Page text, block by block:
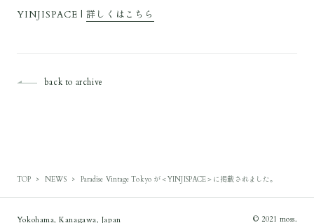
YINJISPACE | 詳しくはこちら
back to archive
TOP NEWS Paradise Vintage Tokyo が＜YINJISPACE＞に掲載されました。
Yokohama, Kanagawa, Japan © 2021 moss.